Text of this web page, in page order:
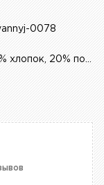
0078
10% шерсть, 50% хлопок, 20% полиэстер, 10% эластан